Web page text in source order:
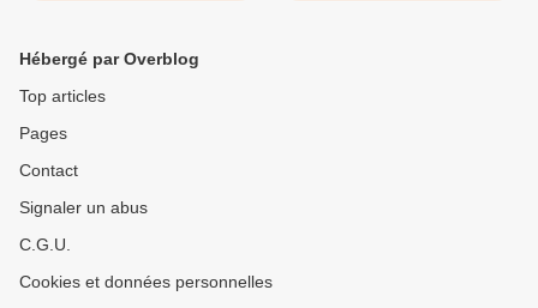
Hébergé par Overblog
Top articles
Pages
Contact
Signaler un abus
C.G.U.
Cookies et données personnelles